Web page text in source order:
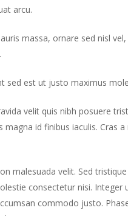
arcu.
massa, ornare sed nisl
sed est ut justo maximus
velit quis nibh posuere
magna id finibus iaculis. Cras
malesuada velit. Sed
consectetur nisi.
commodo justo.